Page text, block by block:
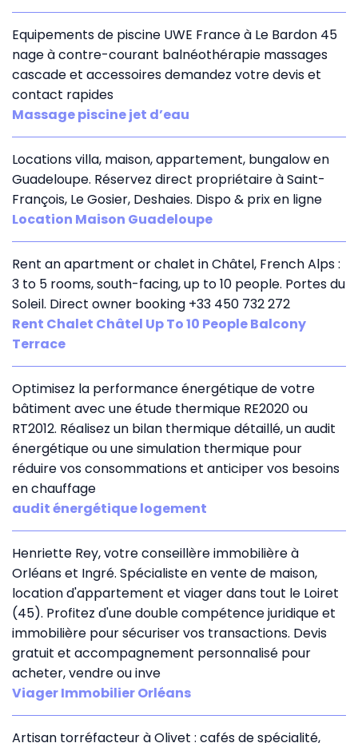
Equipements de piscine UWE France à Le Bardon 45
nage à contre-courant balnéothérapie massages
cascade et accessoires demandez votre devis et
contact rapides
Massage piscine jet d’eau
Locations villa, maison, appartement, bungalow en
Guadeloupe. Réservez direct propriétaire à Saint-
François, Le Gosier, Deshaies. Dispo & prix en ligne
Location Maison Guadeloupe
Rent an apartment or chalet in Châtel, French Alps :
3 to 5 rooms, south-facing, up to 10 people. Portes du
Soleil. Direct owner booking +33 450 732 272
Rent Chalet Châtel Up To 10 People Balcony
Terrace
Optimisez la performance énergétique de votre
bâtiment avec une étude thermique RE2020 ou
RT2012. Réalisez un bilan thermique détaillé, un audit
énergétique ou une simulation thermique pour
réduire vos consommations et anticiper vos besoins
en chauffage
audit énergétique logement
Henriette Rey, votre conseillère immobilière à
Orléans et Ingré. Spécialiste en vente de maison,
location d'appartement et viager dans tout le Loiret
(45). Profitez d'une double compétence juridique et
immobilière pour sécuriser vos transactions. Devis
gratuit et accompagnement personnalisé pour
acheter, vendre ou inve
Viager Immobilier Orléans
Artisan torréfacteur à Olivet : cafés de spécialité,